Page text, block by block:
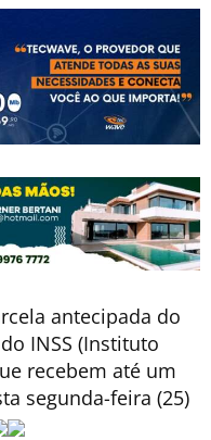
antecipada do
INSS (Instituto
recebem até um
segunda-feira (25)